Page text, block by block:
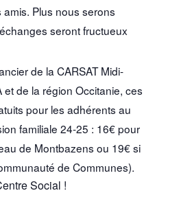
Plus nous serons
seront fructueux
de la CARSAT Midi-
et de la région Occitanie, ces
pour les adhérents au
familiale 24-25 : 16€ pour
de Montbazens ou 19€ si
de Communes).
Social !